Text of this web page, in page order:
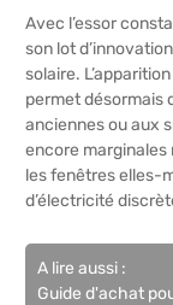
Avec l’essor
son lot
solaire.
permet désormais
anciennes ou aux
encore
les fenêtres elles-
d’électricité
A lire aussi :
Guide d'achat